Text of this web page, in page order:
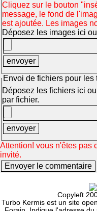
Cliquez sur le bouton
message, le fond de
est ajoutée. Les images
Déposez les images ici
Envoi de fichiers pour les
Déposez les fichiers ici
par fichier.
Attention! vous n'êtes pas
invité.
Copyleft
Turbo Kermis est un site